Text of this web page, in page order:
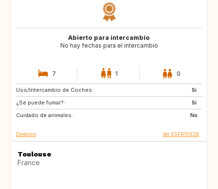
Abierto para intercambio
No hay fechas para el intercambio
7 1 0
Uso/Intercambio de Coches:
Si
¿Se puede fumar?:
Si
Cuidado de animales :
No
IE
Destinos Ver ESFR10628
Toulouse
France